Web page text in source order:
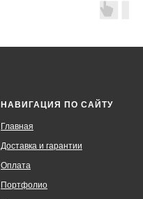
НАВИГАЦИЯ ПО САЙТУ
Главная
Доставка и гарантии
Оплата
Портфолио